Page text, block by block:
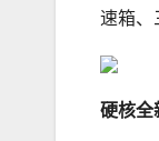
速箱、
硬核全